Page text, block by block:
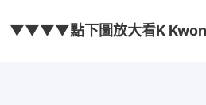
▼▼▼▼點下圖放大看K